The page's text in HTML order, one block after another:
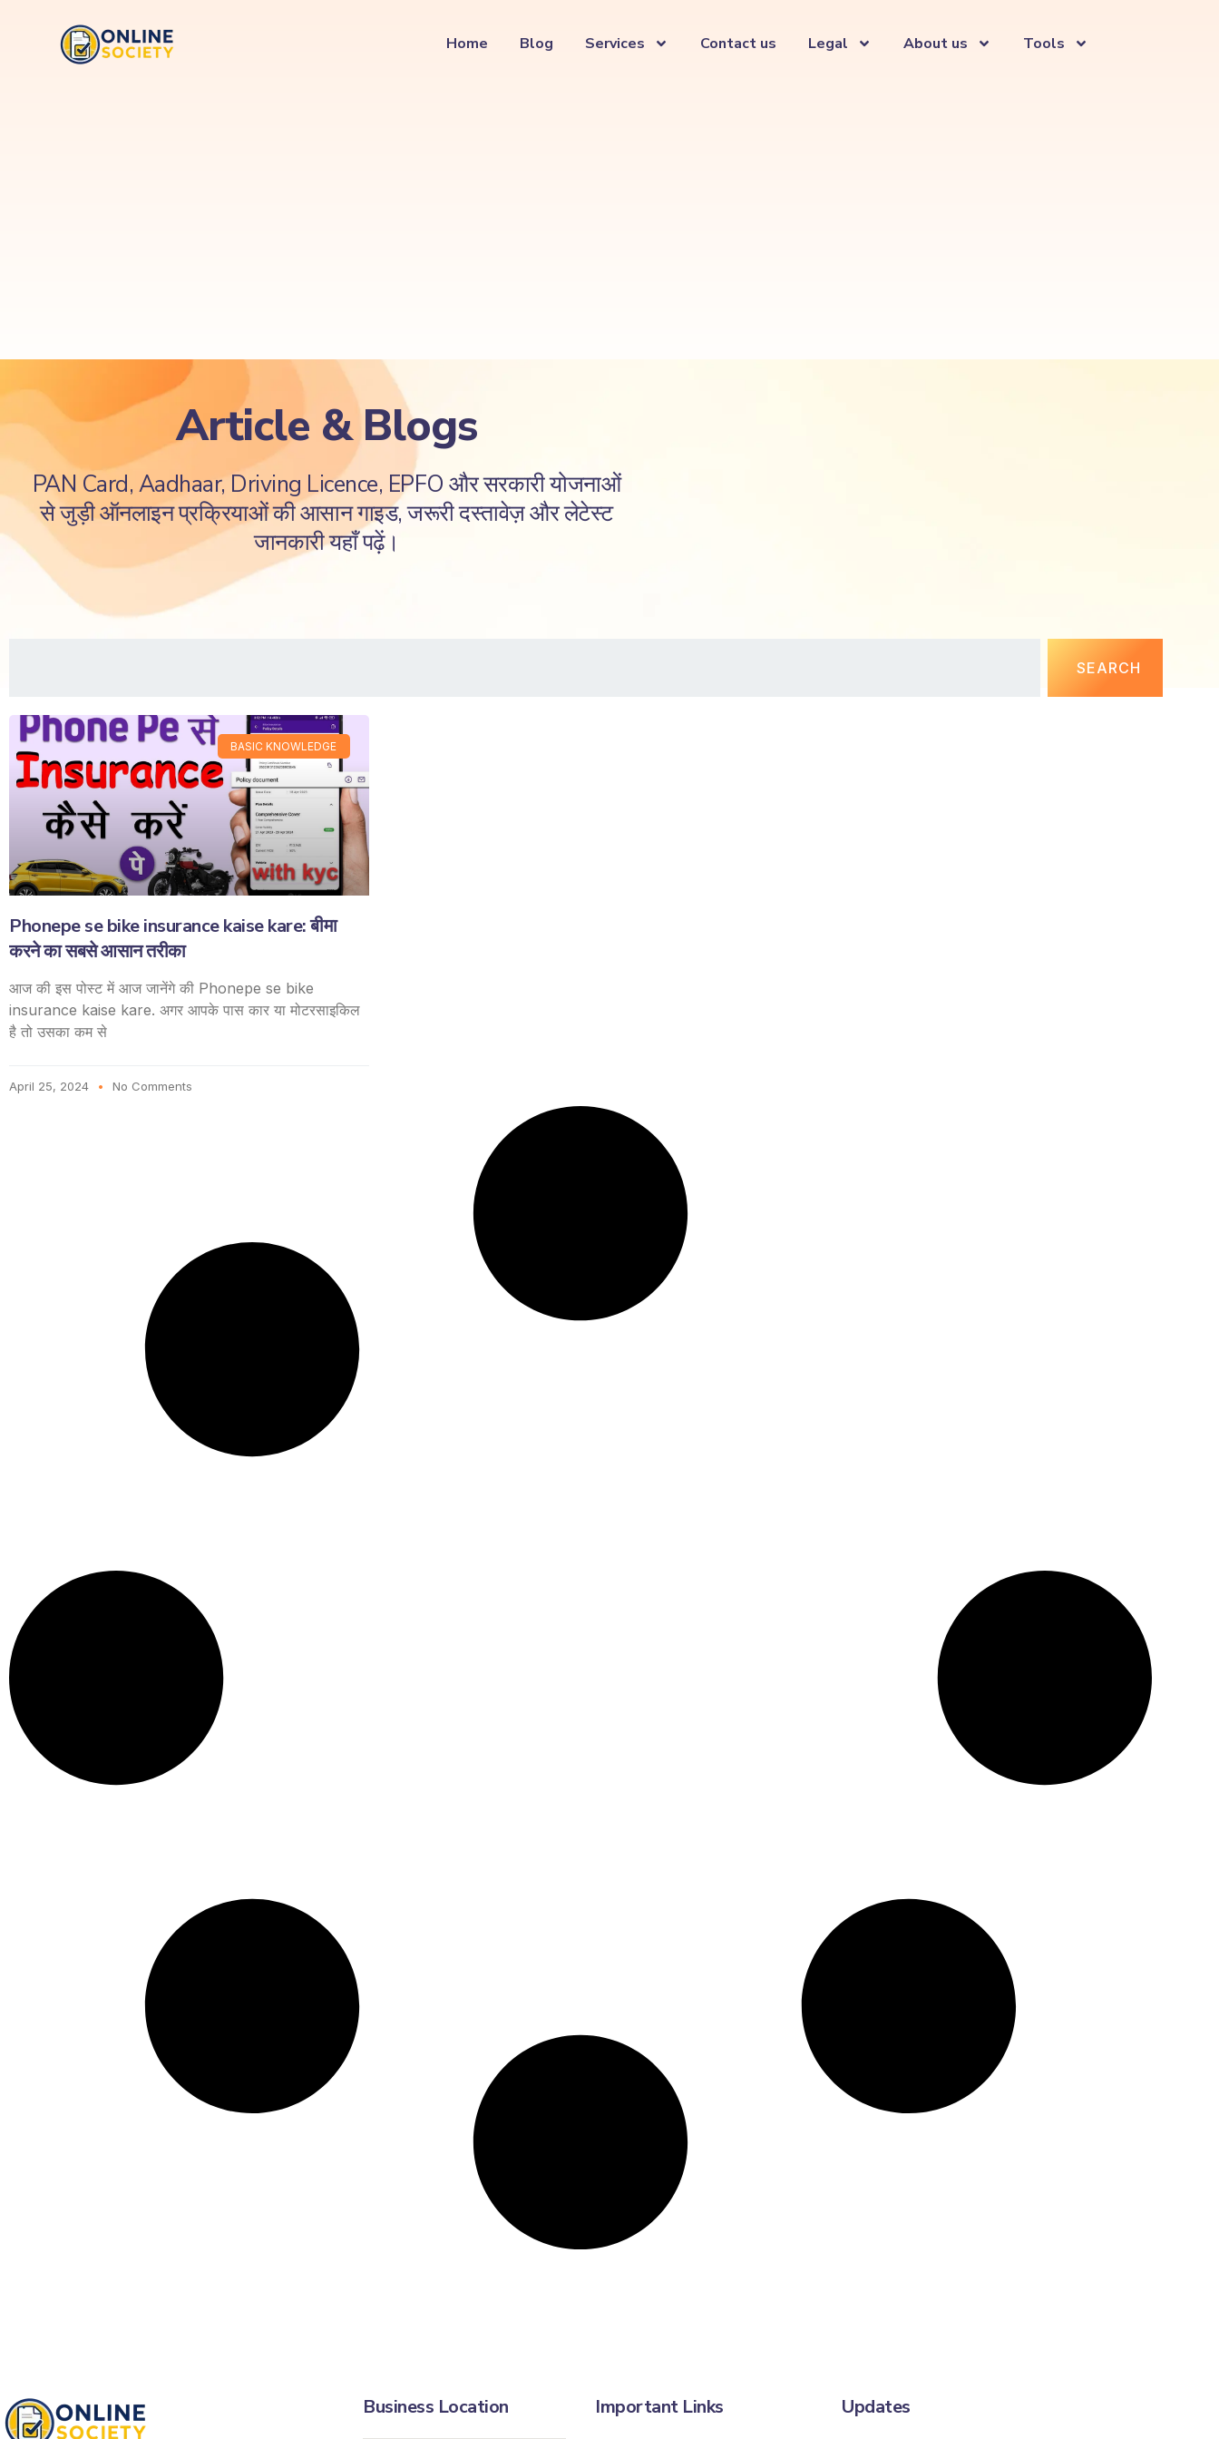
Home Blog Services Contact us Legal About us Tools
Article & Blogs
PAN Card, Aadhaar, Driving Licence, EPFO और सरकारी योजनाओं
से जुड़ी ऑनलाइन प्रक्रियाओं की आसान गाइड, जरूरी दस्तावेज़ और लेटेस्ट
जानकारी यहाँ पढ़ें।
SEARCH
BASIC KNOWLEDGE
Phonepe se bike insurance kaise kare: बीमा
करने का सबसे आसान तरीका
आज की इस पोस्ट में आज जानेंगे की Phonepe se bike
insurance kaise kare. अगर आपके पास कार या मोटरसाइकिल
है तो उसका कम से
April 25, 2024 No Comments
Business Location Important Links Updates